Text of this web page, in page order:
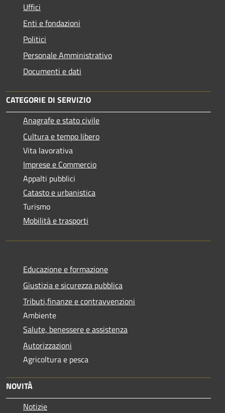
Uffici
Enti e fondazioni
Politici
Personale Amministrativo
Documenti e dati
CATEGORIE DI SERVIZIO
Anagrafe e stato civile
Cultura e tempo libero
Vita lavorativa
Imprese e Commercio
Appalti pubblici
Catasto e urbanistica
Turismo
Mobilità e trasporti
Educazione e formazione
Giustizia e sicurezza pubblica
Tributi,finanze e contravvenzioni
Ambiente
Salute, benessere e assistenza
Autorizzazioni
Agricoltura e pesca
NOVITÀ
Notizie